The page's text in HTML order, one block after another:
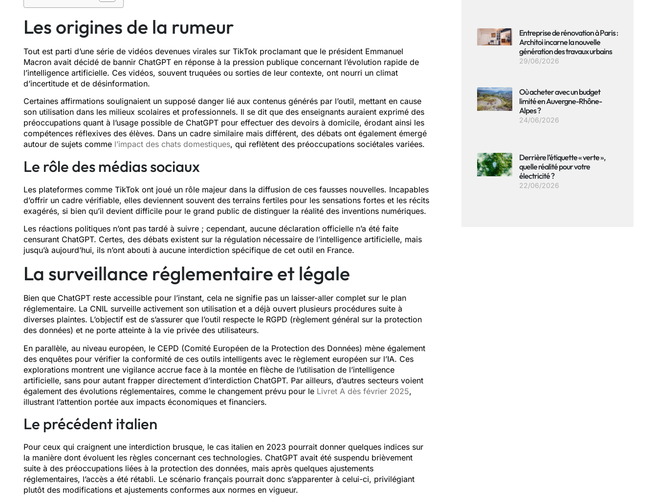
Les origines de la rumeur
Tout est parti d’une série de vidéos devenues virales sur TikTok proclamant que le président Emmanuel
Macron avait décidé de bannir ChatGPT en réponse à la pression publique concernant l’évolution rapide de
l’intelligence artificielle. Ces vidéos, souvent truquées ou sorties de leur contexte, ont nourri un climat
d’incertitude et de désinformation.
Certaines affirmations soulignaient un supposé danger lié aux contenus générés par l’outil, mettant en cause
son utilisation dans les milieux scolaires et professionnels. Il se dit que des enseignants auraient exprimé des
préoccupations quant à l’usage possible de ChatGPT pour effectuer des devoirs à domicile, érodant ainsi les
compétences réflexives des élèves. Dans un cadre similaire mais différent, des débats ont également émergé
autour de sujets comme l’impact des chats domestiques, qui reflètent des préoccupations sociétales variées.
Le rôle des médias sociaux
Les plateformes comme TikTok ont joué un rôle majeur dans la diffusion de ces fausses nouvelles. Incapables
d’offrir un cadre vérifiable, elles deviennent souvent des terrains fertiles pour les sensations fortes et les récits
exagérés, si bien qu’il devient difficile pour le grand public de distinguer la réalité des inventions numériques.
Les réactions politiques n’ont pas tardé à suivre ; cependant, aucune déclaration officielle n’a été faite
censurant ChatGPT. Certes, des débats existent sur la régulation nécessaire de l’intelligence artificielle, mais
jusqu’à aujourd’hui, ils n’ont abouti à aucune interdiction spécifique de cet outil en France.
La surveillance réglementaire et légale
Bien que ChatGPT reste accessible pour l’instant, cela ne signifie pas un laisser-aller complet sur le plan
réglementaire. La CNIL surveille activement son utilisation et a déjà ouvert plusieurs procédures suite à
diverses plaintes. L’objectif est de s’assurer que l’outil respecte le RGPD (règlement général sur la protection
des données) et ne porte atteinte à la vie privée des utilisateurs.
En parallèle, au niveau européen, le CEPD (Comité Européen de la Protection des Données) mène également
des enquêtes pour vérifier la conformité de ces outils intelligents avec le règlement européen sur l’IA. Ces
explorations montrent une vigilance accrue face à la montée en flèche de l’utilisation de l’intelligence
artificielle, sans pour autant frapper directement d’interdiction ChatGPT. Par ailleurs, d’autres secteurs voient
également des évolutions réglementaires, comme le changement prévu pour le Livret A dès février 2025,
illustrant l’attention portée aux impacts économiques et financiers.
Le précédent italien
Pour ceux qui craignent une interdiction brusque, le cas italien en 2023 pourrait donner quelques indices sur
la manière dont évoluent les règles concernant ces technologies. ChatGPT avait été suspendu brièvement
suite à des préoccupations liées à la protection des données, mais après quelques ajustements
réglementaires, l’accès a été rétabli. Le scénario français pourrait donc s’apparenter à celui-ci, privilégiant
plutôt des modifications et ajustements conformes aux normes en vigueur.
Entreprise de rénovation à Paris :
Architoi incarne la nouvelle
génération des travaux urbains
29/06/2026
Où acheter avec un budget
limité en Auvergne-Rhône-
Alpes ?
24/06/2026
Derrière l’étiquette « verte »,
quelle réalité pour votre
électricité ?
22/06/2026